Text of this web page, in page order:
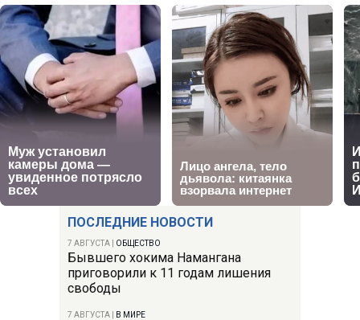
ПОСЛЕДНИЕ НОВОСТИ
7 АВГУСТА ОБЩЕСТВО
Бывшего хокима Намангана
приговорили к 11 годам лишения
свободы
7 АВГУСТА В МИРЕ